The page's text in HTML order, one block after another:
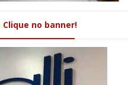
no banner!